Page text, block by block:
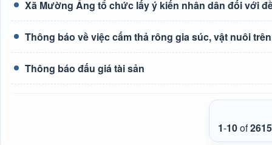
Xã Mường Ảng tổ chức lấy ý kiến nhân dân đối với
Thông báo về việc cấm thả rông gia súc, vật nuôi
Thông báo đấu giá tài sản
1-10of2615